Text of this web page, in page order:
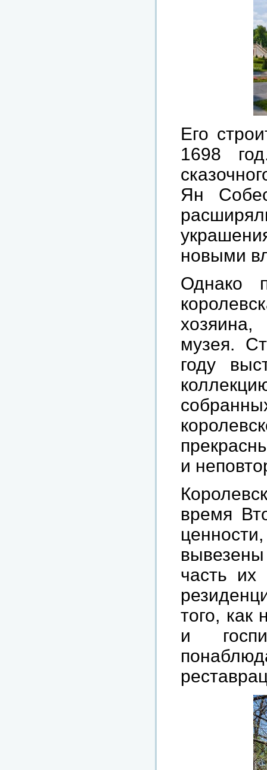
Его
1698
Ян
новыми
Однако
музея.
году
и
время
часть
того,
и